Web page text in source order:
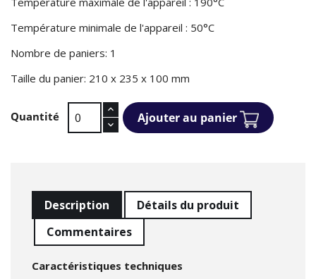
Température minimale de l'appareil : 50°C
Nombre de paniers: 1
Taille du panier: 210 x 235 x 100 mm
Quantité Ajouter au panier
Description
Détails du produit
Commentaires
Caractéristiques techniques